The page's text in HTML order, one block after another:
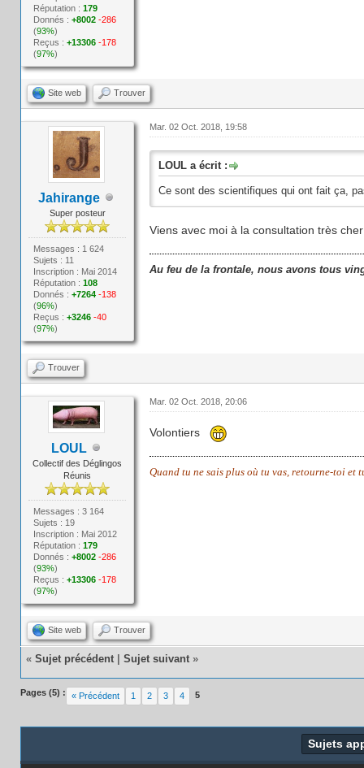
Réputation :179
Donnés :+8002 -286
(93%)
Reçus :+13306 -178
(97%)
Site web Trouver
Jahirange
Super posteur
Messages : 1 624
Sujets : 11
Inscription : Mai 2014
Réputation :108
Donnés :+7264 -138
(96%)
Reçus :+3246 -40
(97%)
Mar. 02 Oct. 2018, 19:58
LOUL a écrit :
Ce sont des scientifiques qui ont fait ça,
Viens avec moi à la consultation très
Au feu de la frontale, nous avons tous
Trouver
LOUL
Collectif des Déglingos
Réunis
Messages : 3 164
Sujets : 19
Inscription : Mai 2012
Réputation :179
Donnés :+8002 -286
(93%)
Reçus :+13306 -178
(97%)
Mar. 02 Oct. 2018, 20:06
Volontiers
Quand tu ne sais plus où tu vas, retourne-toi
Site web Trouver
« Sujet précédent Sujet suivant »
Pages (5) : « Précédent 1 2 3 4 5
Sujets